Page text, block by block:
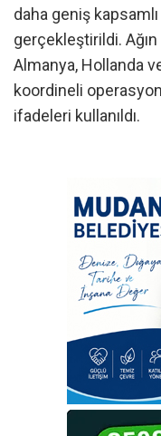
daha geniş
gerçekleştirildi.
Almanya, Hollanda
koordineli
ifadeleri kullanıldı.